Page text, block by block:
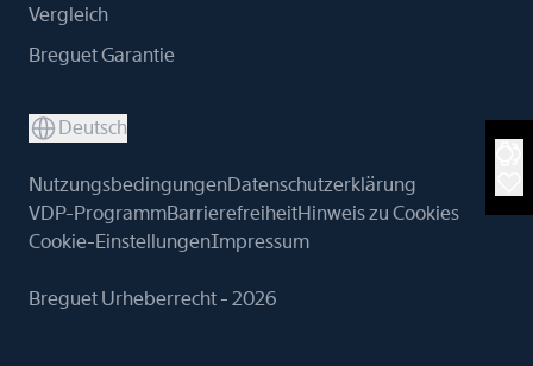
Vergleich
Breguet Garantie
Deutsch
NutzungsbedingungenDatenschutzerklärung
VDP-ProgrammBarrierefreiheitHinweis zu Cookies
Cookie-EinstellungenImpressum
Breguet Urheberrecht - 2026